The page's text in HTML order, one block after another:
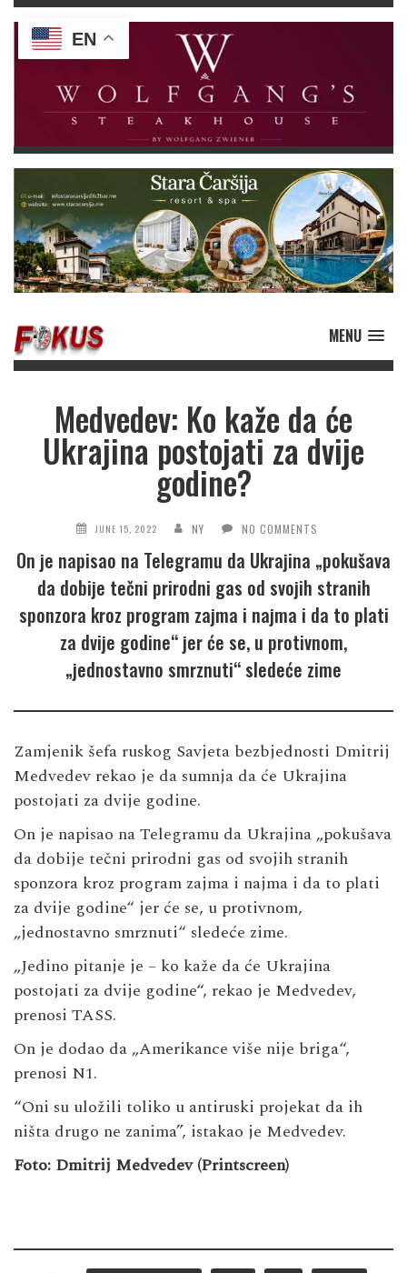
MENU
Medvedev: Ko kaže da će
Ukrajina postojati za dvije
godine?
JUNE 15, 2022 NY NO COMMENTS
On je napisao na Telegramu da Ukrajina „pokušava
da dobije tečni prirodni gas od svojih stranih
sponzora kroz program zajma i najma i da to plati
za dvije godine“ jer će se, u protivnom,
„jednostavno smrznuti“ sledeće zime
Zamjenik šefa ruskog Savjeta bezbjednosti Dmitrij
Medvedev rekao je da sumnja da će Ukrajina
postojati za dvije godine.
On je napisao na Telegramu da Ukrajina „pokušava
da dobije tečni prirodni gas od svojih stranih
sponzora kroz program zajma i najma i da to plati
za dvije godine“ jer će se, u protivnom,
„jednostavno smrznuti“ sledeće zime.
„Jedino pitanje je – ko kaže da će Ukrajina
postojati za dvije godine“, rekao je Medvedev,
prenosi TASS.
On je dodao da „Amerikance više nije briga“,
prenosi N1.
“Oni su uložili toliko u antiruski projekat da ih
ništa drugo ne zanima”, istakao je Medvedev.
Foto: Dmitrij Medvedev (Printscreen)
EN